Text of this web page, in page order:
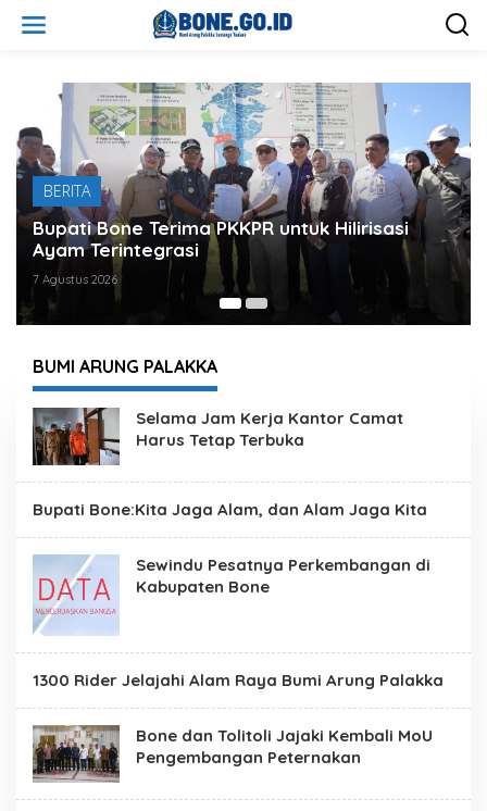
BERITA
Bupati Bone Terima PKKPR untuk Hilirisasi
Ayam Terintegrasi
7 Agustus 2026
BUMI ARUNG PALAKKA
W
e
b
s
i
t
e
R
e
i
P
e
m
e
i
n
t
a
h
K
Selama Jam Kerja Kantor Camat
Harus Tetap Terbuka
Bupati Bone:Kita Jaga Alam, dan Alam Jaga Kita
Sewindu Pesatnya Perkembangan di
Kabupaten Bone
1300 Rider Jelajahi Alam Raya Bumi Arung Palakka
Bone dan Tolitoli Jajaki Kembali MoU
Pengembangan Peternakan